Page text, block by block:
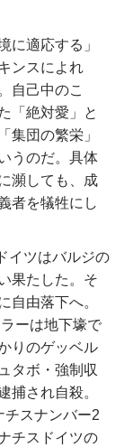
に適応する」
ンスによれ
自己中のこ
「絶対愛」と
集団の繁栄」
うのだ。具体
瀕しても、成
者を犠牲にし
イツはバルジの
果たした。そ
自由落下へ。
ーは地下壕で
りのゲッベル
タボ・強制収
捕され自殺。
チスナンバー2
チスドイツの